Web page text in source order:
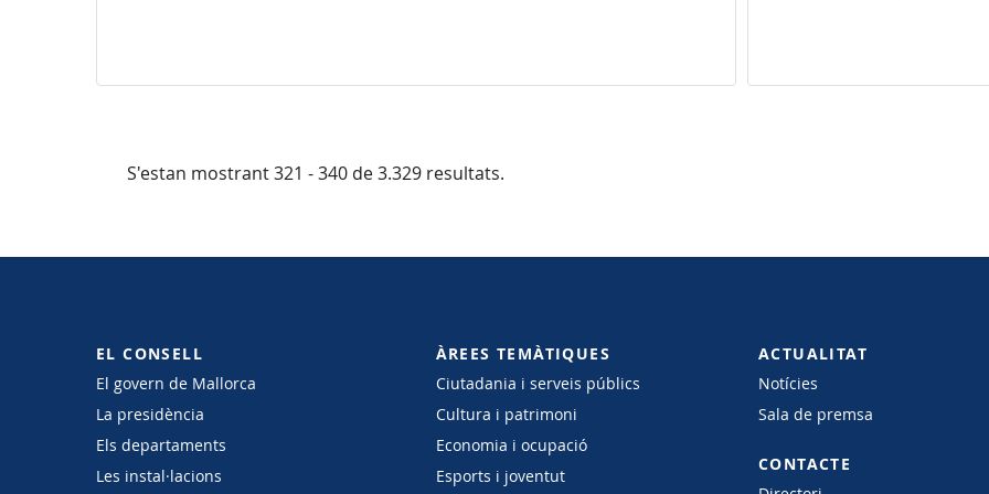
S'estan mostrant 321 - 340 de 3.329 resultats.
EL CONSELL
El govern de Mallorca
La presidència
Els departaments
Les instal·lacions
ÀREES TEMÀTIQUES
Ciutadania i serveis públics
Cultura i patrimoni
Economia i ocupació
Esports i joventut
ACTUALITAT
Notícies
Sala de premsa
CONTACTE